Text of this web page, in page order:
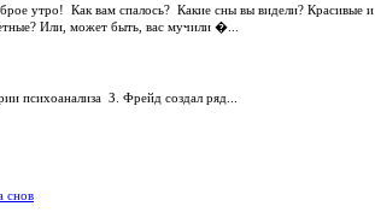
утро! Как вам спалось? Какие сны вы видели? Красивые и
Или, может быть, вас мучили �...
психоанализа З. Фрейд создал ряд...
снов